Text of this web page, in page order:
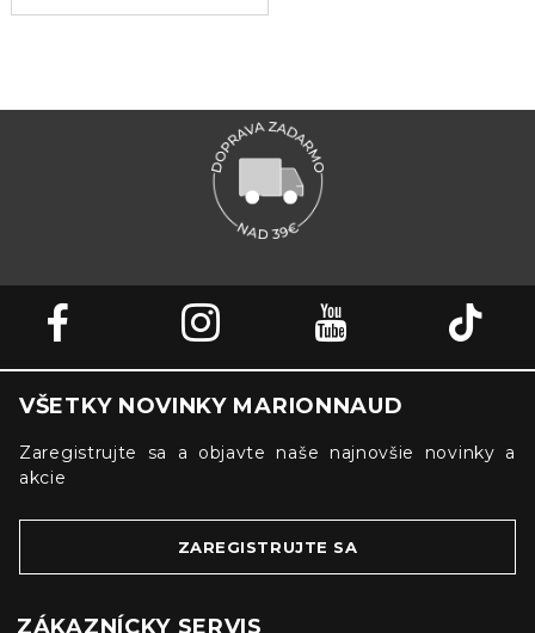
VŠETKY NOVINKY MARIONNAUD
Zaregistrujte sa a objavte naše najnovšie novinky a
akcie
ZAREGISTRUJTE SA
ZÁKAZNÍCKY SERVIS